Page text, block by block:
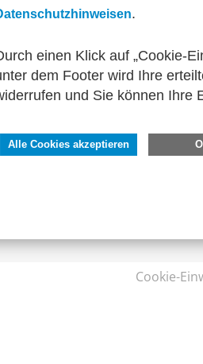
Cookie-
.
einen Klick auf „Cookie-
dem Footer wird Ihre
und Sie können Ihre
Alle Cookies akzeptieren